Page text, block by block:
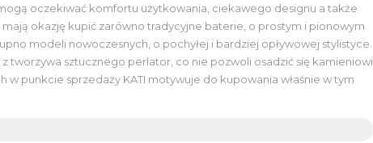
oczekiwać komfortu użytkowania, ciekawego designu a także
okazję kupić zarówno tradycyjne baterie, o prostym i pionowym
modeli nowoczesnych, o pochyłej i bardziej opływowej stylistyce.
tworzywa sztucznego perlator, co nie pozwoli osadzić się kamieniowi.
punkcie sprzedaży KATI motywuje do kupowania właśnie w tym